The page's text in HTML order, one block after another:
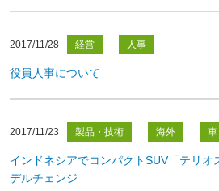
2017/11/28 経営 人事
役員人事について
2017/11/23 製品・技術 海外 車
インドネシアでコンパクトSUV「テリオ
デルチェンジ